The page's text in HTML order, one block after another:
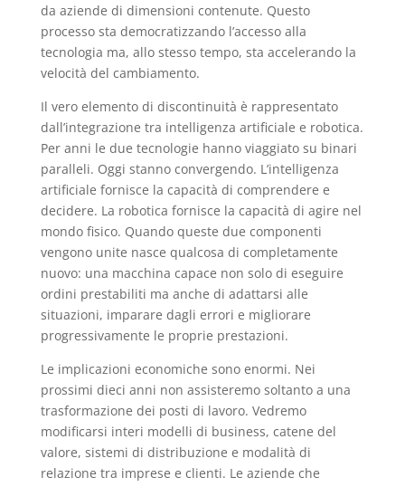
da aziende di dimensioni contenute. Questo
processo sta democratizzando l’accesso alla
tecnologia ma, allo stesso tempo, sta accelerando la
velocità del cambiamento.
Il vero elemento di discontinuità è rappresentato
dall’integrazione tra intelligenza artificiale e robotica.
Per anni le due tecnologie hanno viaggiato su binari
paralleli. Oggi stanno convergendo. L’intelligenza
artificiale fornisce la capacità di comprendere e
decidere. La robotica fornisce la capacità di agire nel
mondo fisico. Quando queste due componenti
vengono unite nasce qualcosa di completamente
nuovo: una macchina capace non solo di eseguire
ordini prestabiliti ma anche di adattarsi alle
situazioni, imparare dagli errori e migliorare
progressivamente le proprie prestazioni.
Le implicazioni economiche sono enormi. Nei
prossimi dieci anni non assisteremo soltanto a una
trasformazione dei posti di lavoro. Vedremo
modificarsi interi modelli di business, catene del
valore, sistemi di distribuzione e modalità di
relazione tra imprese e clienti. Le aziende che